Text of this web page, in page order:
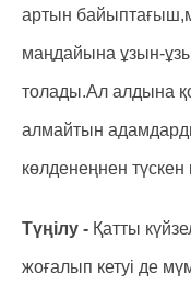
артын
маңдайына ұзын-
толады.Ал алдына
алмайтын
көлденеңнен
Түңілу - Қатты
жоғалып кетуі де